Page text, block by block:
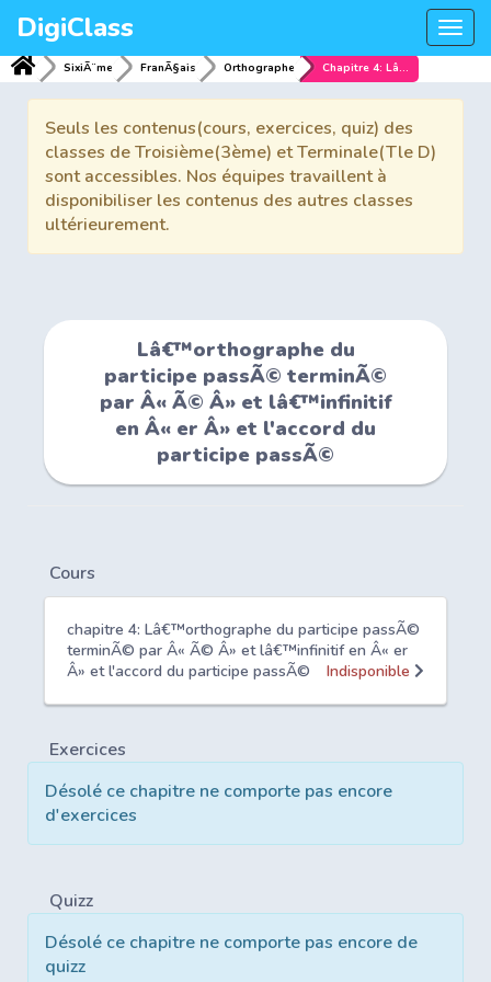
DigiClass
SixiÃ¨me FranÃ§ais Orthographe Chapitre 4: Lâ€™orthographe du participe passÃ© terminÃ© par Â« Ã© Â» et lâ€™infinitif en Â« er Â» et l'accord du participe passÃ©
Seuls les contenus(cours, exercices, quiz) des
classes de Troisième(3ème) et Terminale(Tle D)
sont accessibles. Nos équipes travaillent à
disponibiliser les contenus des autres classes
ultérieurement.
Lâ€™orthographe du
participe passÃ© terminÃ©
par Â« Ã© Â» et lâ€™infinitif
en Â« er Â» et l'accord du
participe passÃ©
Cours
chapitre 4: Lâ€™orthographe du participe passÃ©
terminÃ© par Â« Ã© Â» et lâ€™infinitif en Â« er
Â» et l'accord du participe passÃ©
Indisponible
Exercices
Désolé ce chapitre ne comporte pas encore
d'exercices
Quizz
Désolé ce chapitre ne comporte pas encore de
quizz